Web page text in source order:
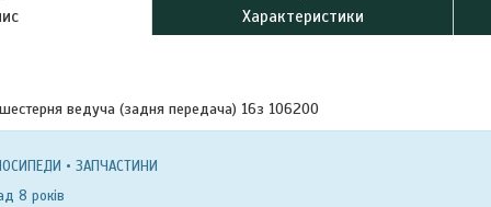
Характеристики
ведуча (задня передача) 16з 106200
• ЗАПЧАСТИНИ
8 років